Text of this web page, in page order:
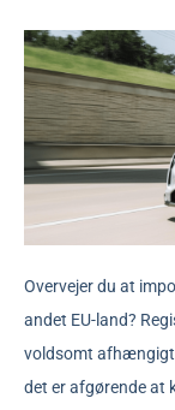
Overvejer du at
andet EU-land?
voldsomt afhængigt
det er afgørende at